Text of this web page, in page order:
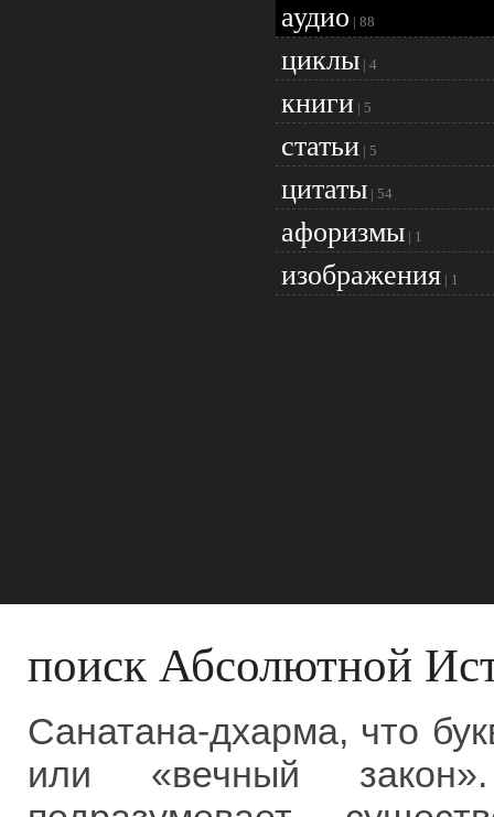
аудио | 88
циклы | 4
книги | 5
статьи | 5
цитаты | 54
афоризмы | 1
изображения | 1
поиск Абсолютной
Санатана-дхарма, что
или «вечный